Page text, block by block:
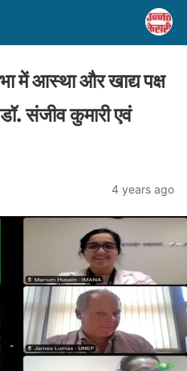
में आस्था और खाद्य पक्ष
संजीव कुमारी एवं
4 years ago